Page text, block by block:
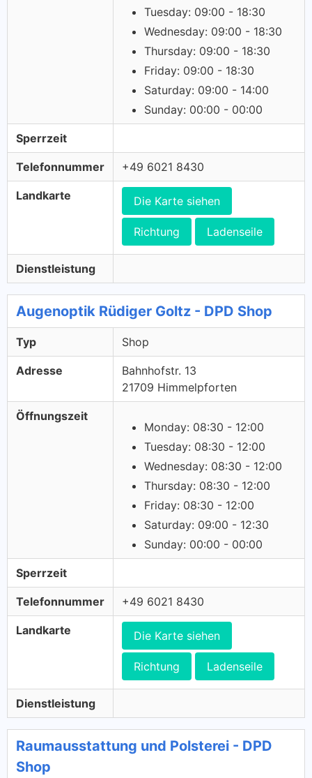
Tuesday: 09:00 - 18:30
Wednesday: 09:00 - 18:30
Thursday: 09:00 - 18:30
Friday: 09:00 - 18:30
Saturday: 09:00 - 14:00
Sunday: 00:00 - 00:00
Sperrzeit
Telefonnummer +49 6021 8430
Landkarte Die Karte siehen
Richtung Ladenseile
Dienstleistung
Augenoptik Rüdiger Goltz - DPD Shop
Typ Shop
Adresse
Bahnhofstr. 13
21709 Himmelpforten
Öffnungszeit
Monday: 08:30 - 12:00
Tuesday: 08:30 - 12:00
Wednesday: 08:30 - 12:00
Thursday: 08:30 - 12:00
Friday: 08:30 - 12:00
Saturday: 09:00 - 12:30
Sunday: 00:00 - 00:00
Sperrzeit
Telefonnummer +49 6021 8430
Landkarte Die Karte siehen
Richtung Ladenseile
Dienstleistung
Raumausstattung und Polsterei - DPD
Shop